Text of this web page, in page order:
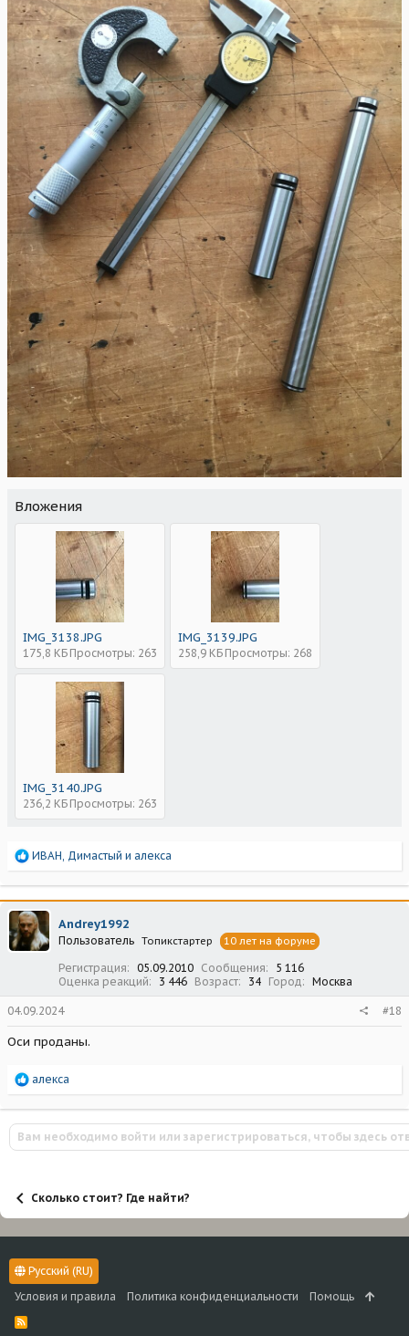
Вложения
IMG_3138.JPG
175,8 КБ Просмотры: 263
IMG_3139.JPG
258,9 КБ Просмотры: 268
IMG_3140.JPG
236,2 КБ Просмотры: 263
Р
а
к
ц
и
и
ИВАН, Димастый и алекса
Andrey1992
Пользователь Топикстартер 10 лет на форуме
Регистрация 05.09.2010 Сообщения
5 116
Оценка реакций
3 446 Возраст 34 Город Москва
04.09.2024 #18
Оси проданы.
Р
а
к
ц
и
алекса
Вам необходимо войти или зарегистрироваться, чтобы здесь
Сколько стоит? Где найти?
Русский (RU)
Условия и правила
Политика конфиденциальности Помощь
R